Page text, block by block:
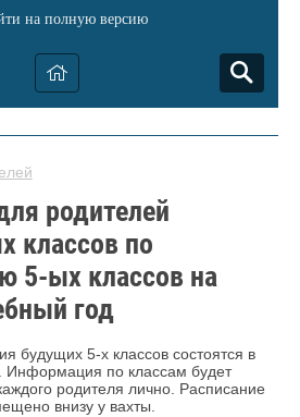
на полную версию
родителей
классов по
5-ых классов на
год
будущих 5-х классов состоятся в
Информация по классам будет
родителя лично. Расписание
внизу у вахты.